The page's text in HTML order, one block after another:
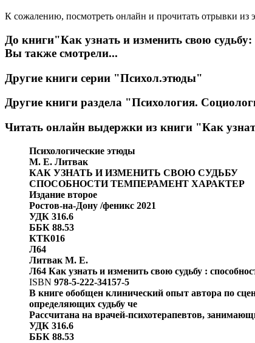
К сожалению, посмотреть онлайн и прочитать отрывки из
До книги"Как узнать и изменить свою
Вы также смотрели...
Другие книги серии "Психол.этюды"
Другие книги раздела "Психология.
Читать онлайн выдержки из книги "Как
Психологические этюды
М. Е. Литвак
КАК УЗНАТЬ И ИЗМЕНИТЬ СВОЮ СУДЬБУ
СПОСОБНОСТИ ТЕМПЕРАМЕНТ ХАРАКТЕР
Издание второе
Ростов-на-Дону /феникс 2021
УДК 316.6
ББК 88.53
КТК016
Л64
Литвак М. Е.
Л64 Как узнать и изменить свою судьбу :
ISBN 978-5-222-34157-5
В книге обобщен клинический опыт автора по
определяющих судьбу че
Рассчитана на врачей-психотерапевтов,
УДК 316.6
ББК 88.53